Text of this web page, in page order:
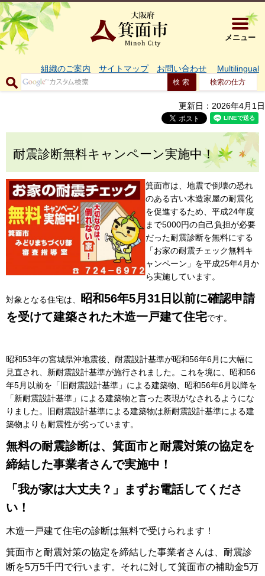
大阪府箕
メニュー
組織のご案内 サイトマップ お問い合わせ Multilingual
検索の仕方
更新日：2026年4月1日
耐震診断無料キャンペーン実施中！
箕面市は、地震で倒壊の恐れ
のある古い木造家屋の耐震化
を促進するため、平成24年度
まで5000円の自己負担が必要
だった耐震診断を無料にする
「お家の耐震チェック無料キ
ャンペーン」を平成25年4月か
ら実施しています。
対象となる住宅は、
昭和56年5月31日以前に確認申請
を受けて建築された木造一戸建て住宅です。
昭和53年の宮城県沖地震後、耐震設計基準が昭和56年6月に大幅に
見直され、新耐震設計基準が施行されました。これを境に、昭和56
年5月以前を「旧耐震設計基準」による建築物、昭和56年6月以降を
「新耐震設計基準」による建築物と言った表現がなされるようにな
りました。旧耐震設計基準による建築物は新耐震設計基準による建
築物よりも耐震性が劣っています。
無料の耐震診断は、箕面市と耐震対策の協定を
締結した事業者さんで実施中！
「我が家は大丈夫？」まずお電話してくださ
い！
木造一戸建て住宅の診断は無料で受けられます！
箕面市と耐震対策の協定を締結した事業者さんは、耐震診
断を5万5千円で行います。それに対して箕面市の補助金5万